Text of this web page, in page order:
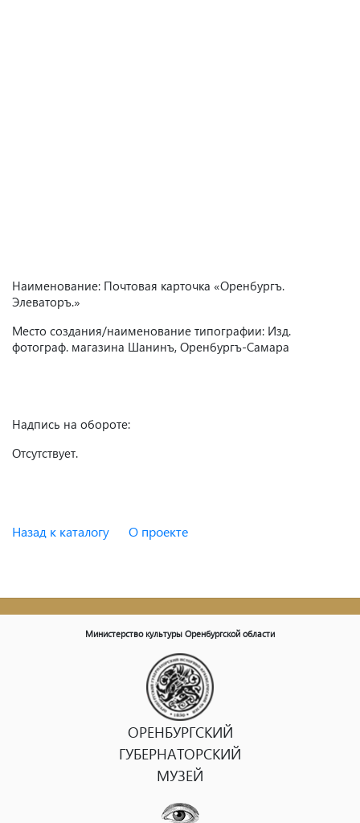
Наименование: Почтовая карточка «Оренбургъ.
Элеваторъ.»
Место создания/наименование типографии: Изд.
фотограф. магазина Шанинъ, Оренбургъ-Самара
Надпись на обороте:
Отсутствует.
Назад к каталогу О проекте
Министерство культуры Оренбургской области
ОРЕНБУРГСКИЙ
ГУБЕРНАТОРСКИЙ
МУЗЕЙ